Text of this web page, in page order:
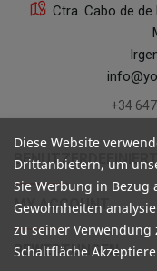
Ctra. Cabo de
+34
MY ACCOUNT
BEWERTUNGEN
Diese Website
Drittanbietern, um
Sie Werbung in
Gewohnheiten
zu seiner Verwendung
Schaltfläche